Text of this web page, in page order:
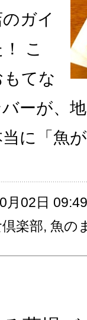
ガイ
こ
てな
ーが、
当に「魚
月02日 09:49
楽部, 魚の